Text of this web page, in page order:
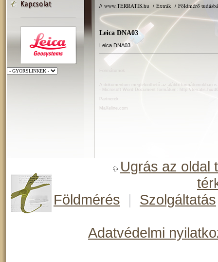
// www.TERRATIS.hu / Extrák / Földmérő
Leica DNA03
Leica DNA03
A dokumentum megtekinthető az alábbi formátumokban
- Microsoft Word Document formátum:
http://terratis.hu/
Partnerek
MaXeline.com
Ugrás az oldal
Földmérés
| Szolgáltatás
Adatvédelmi